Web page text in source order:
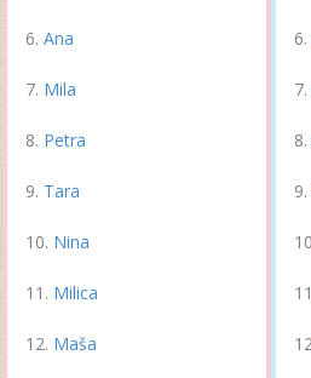
Ana
Mila
Petra
Tara
Nina
Milica
Maša